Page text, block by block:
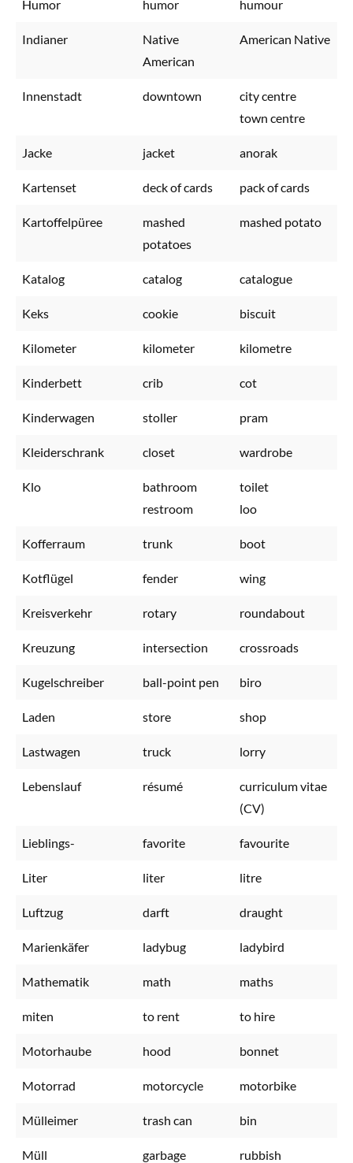
Humor humor humour
Indianer
Native
American
American Native
Innenstadt downtown
city centre
town centre
Jacke jacket anorak
Kartenset deck of cards pack of cards
Kartoffelpüree
mashed
potatoes
mashed potato
Katalog catalog catalogue
Keks cookie biscuit
Kilometer kilometer kilometre
Kinderbett crib cot
Kinderwagen stoller pram
Kleiderschrank closet wardrobe
Klo
bathroom
restroom
toilet
loo
Kofferraum trunk boot
Kotflügel fender wing
Kreisverkehr rotary roundabout
Kreuzung intersection crossroads
Kugelschreiber ball-point pen biro
Laden store shop
Lastwagen truck lorry
Lebenslauf résumé
curriculum vitae
(CV)
Lieblings- favorite favourite
Liter liter litre
Luftzug darft draught
Marienkäfer ladybug ladybird
Mathematik math maths
miten to rent to hire
Motorhaube hood bonnet
Motorrad motorcycle motorbike
Mülleimer trash can bin
Müll garbage rubbish